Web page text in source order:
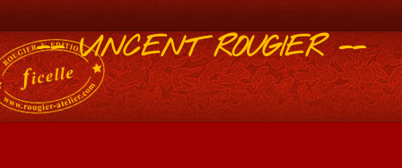
-- VINCENT ROUGIER --